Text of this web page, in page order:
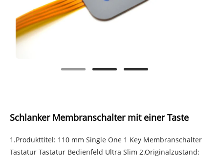
Schlanker Membranschalter mit einer Taste
1.Produkttitel: 110 mm Single One 1 Key Membranschalter
Tastatur Tastatur Bedienfeld Ultra Slim 2.Originalzustand: